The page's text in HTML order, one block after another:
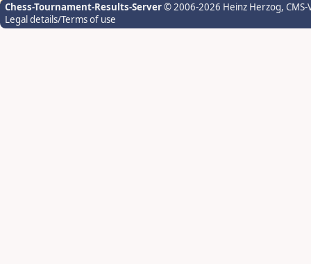
Chess-Tournament-Results-Server© 2006-2026 Heinz Herzog,
Legal details/Terms of use